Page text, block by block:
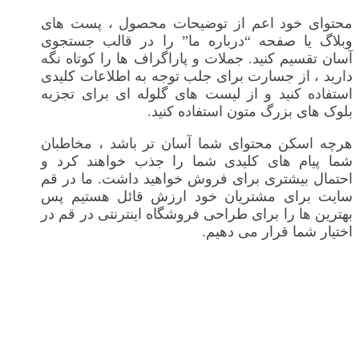
محتوای خود اعم از توضیحات محصول ، پست های
وبلاگ یا صفحه “درباره ما” را در قالب جستجوی
آسان تقسیم کنید. جملات و پاراگراف ها را کوتاه نگه
دارید ، از جسارت برای جلب توجه به اطلاعات کلیدی
استفاده کنید و از لیست های گلوله ای برای تجزیه
بلوک های بزرگ متون استفاده کنید.
هرچه اسکن محتوای شما آسان تر باشد ، مخاطبان
شما پیام های کلیدی شما را جذب خواهند کرد و
احتمال بیشتری برای فروش خواهید داشت. ما در قم
سایت برای مشتریان خود ارزش قائل هستیم پس
بهترین ها را برای طراحی فروشگاه اینترنتی در قم در
اختیار شما قرار می دهیم.